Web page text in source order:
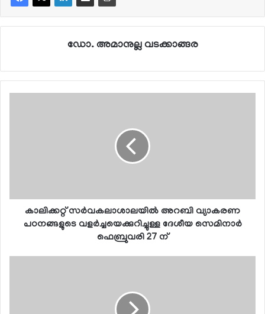
ഡോ. അമാനുല്ല വടക്കാങ്ങര
കാലിക്കറ്റ് സര്‍വകലാശാലയില്‍ അറബി വ്യാകരണ
പഠനങ്ങളുടെ വളര്‍ച്ചയെക്കുറിച്ചുള്ള ദേശീയ സെമിനാര്‍
ഫെബ്രുവരി 27 ന്